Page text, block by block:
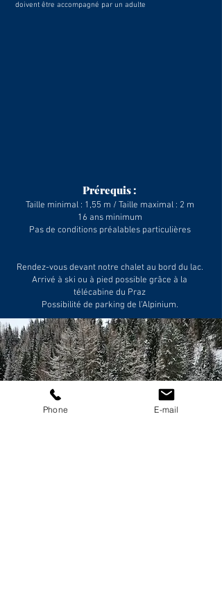
Prérequis :
Taille minimal : 1,55 m / Taille maximal : 2 m
16 ans minimum
Pas de conditions préalables particulières
Rendez-vous devant notre chalet au bord du lac.
Arrivé à ski ou à pied possible grâce à la
télécabine du Praz
Possibilité de parking de l'Alpinium.
doivent être accompagné par un adulte
Phone E-mail